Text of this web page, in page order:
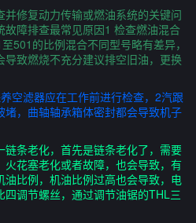
修复动力传输或燃油系统的关键问
障排查最常见原因1 检查燃油混合
501的比例混合不同型号略有差异，
致燃烧不充分建议排空旧油，更换
空滤器应在工作前进行检查，2汽跟
，曲轴轴承箱体密封都会导致机子
条老化，首先是链条老化了，需要
花塞老化或者故障，也会导致，有
比例，机油比例过高也会导致，电
调节螺丝，通过调节油锯的THL三